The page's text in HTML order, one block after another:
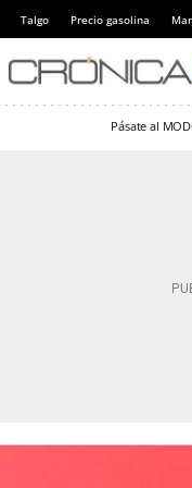
Talgo Precio gasolina
Pásate al